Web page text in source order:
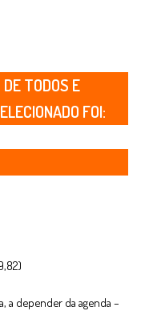
TODOS E
FOI:
a depender da agenda –